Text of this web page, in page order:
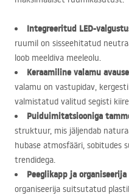
Integreeritud LED-
ruumil on sisseehitatud
loob meeldiva meeleolu.
Keraamiline valamu
valamu on vastupidav,
valmistatud valitud segisti
Puiduimitatsiooniga
struktuur, mis jäljendab
hubase atmosfääri, sobitudes
trendidega.
Peeglikapp ja organiseerija
organiseerija suitsutatud